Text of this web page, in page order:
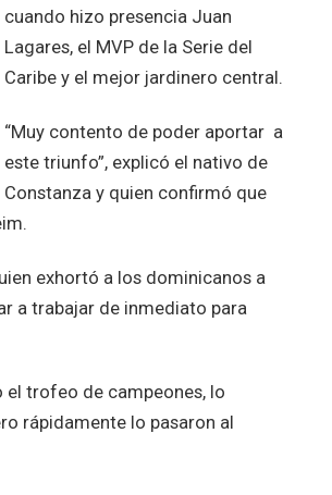
cuando hizo presencia Juan
Lagares, el MVP de la Serie del
Caribe y el mejor jardinero central.
“Muy contento de poder aportar a
este triunfo”, explicó el nativo de
Constanza y quien confirmó que
exhortó a los dominicanos a
a trabajar de inmediato para
el trofeo de campeones, lo
rápidamente lo pasaron al